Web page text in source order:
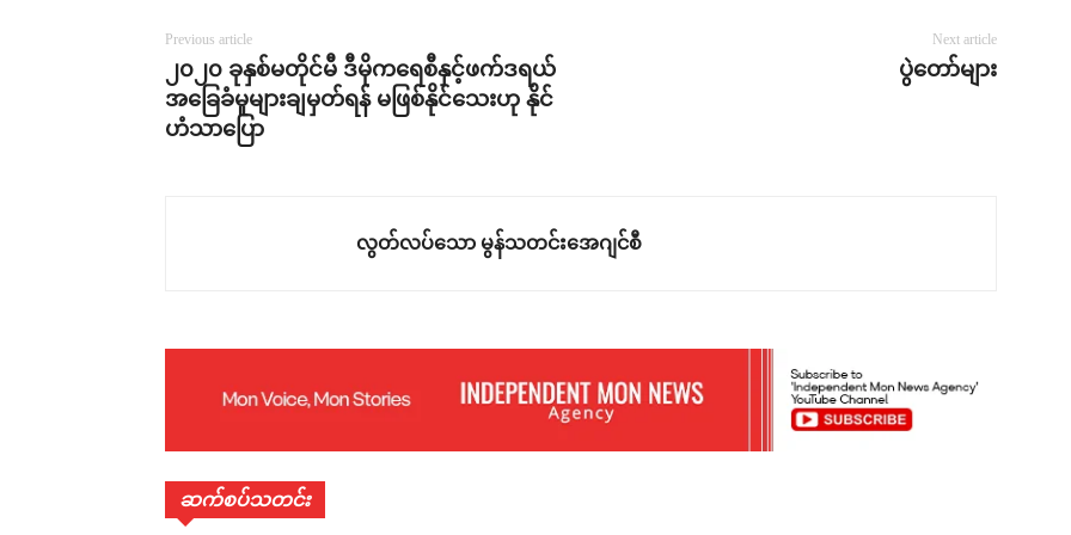
Previous article
၂၀၂၀ ခုနှစ်မတိုင်မီ ဒီမိုကရေစီနှင့်ဖက်ဒရယ်
အခြေခံမူများချမှတ်ရန် မဖြစ်နိုင်သေးဟု နိုင်
ဟံသာပြော
Next article
ပွဲတော်များ
လွတ်လပ်သော မွန်သတင်းအေဂျင်စီ
ဆက်စပ်သတင်း